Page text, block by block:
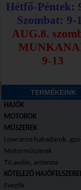
TERMÉKEINK
HAJÓK
MOTOROK
MŰSZEREK
Lowrance halradarok,
Motorműszerek
TV,audio, antenna
KÖTELEZŐ
Evezők